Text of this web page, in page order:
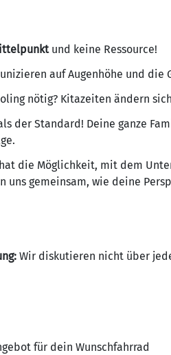
und keine Ressource!
auf Augenhöhe und die
nötig? Kitazeiten ändern
der Standard! Deine ganze
die Möglichkeit, mit dem
uns gemeinsam, wie deine
Wir diskutieren nicht über
für dein Wunschfahrrad